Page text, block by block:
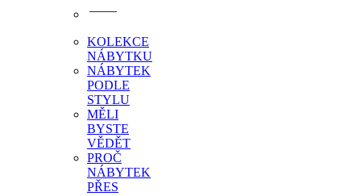
KOLEKCE
NÁBYTKU
NÁBYTEK
PODLE
STYLU
MĚLI
BYSTE
VĚDĚT
PROČ
NÁBYTEK
PŘES